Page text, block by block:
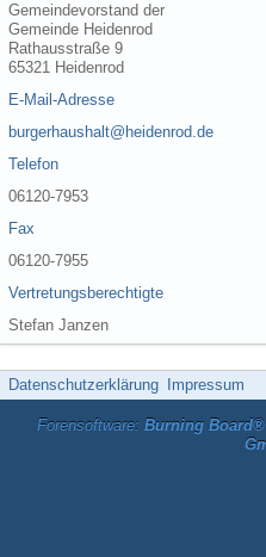
Gemeindevorstand der
Gemeinde Heidenrod
Rathausstraße 9
65321 Heidenrod
E-Mail-Adresse
burgerhaushalt@heidenrod.de
Telefon
06120-7953
Fax
06120-7955
Vertretungsberechtigte
Stefan Janzen
Datenschutzerklärung Impressum
Forensoftware: Burning Board®